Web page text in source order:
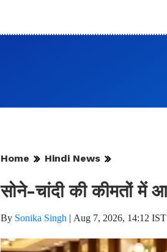
Home Hindi News
सोने-चांदी की कीमतों
By Sonika Singh | Aug 7, 2026, 14:12 IST